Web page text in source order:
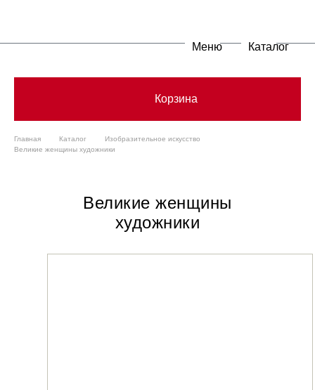
Меню Каталог
Корзина
Главная Каталог
Изобразительное искусство
Великие женщины художники
Великие женщины
художники